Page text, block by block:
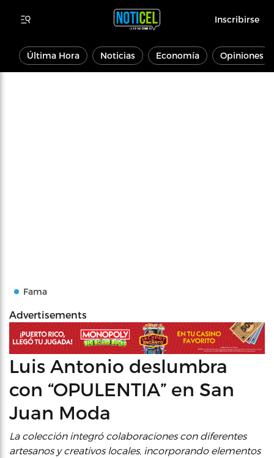
Inscribirse
Última Hora Noticias Economía Opiniones
Fama
Advertisements
Luis Antonio deslumbra
con “OPULENTIA” en San
Juan Moda
La colección integró colaboraciones con diferentes
artesanos y creativos locales, incorporando elementos